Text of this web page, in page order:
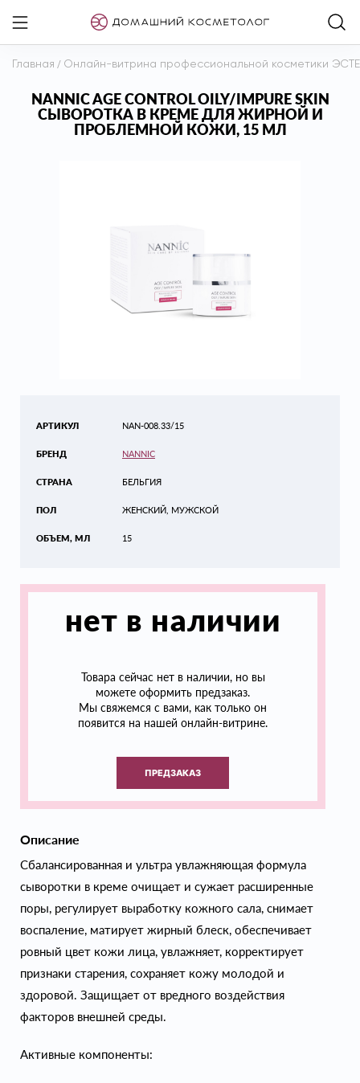
Главная / Онлайн-витрина профессиональной косметики
NANNIC AGE CONTROL OILY/IMPURE SKIN
СЫВОРОТКА В КРЕМЕ ДЛЯ ЖИРНОЙ И
ПРОБЛЕМНОЙ КОЖИ, 15 МЛ
АРТИКУЛ
БРЕНД
СТРАНА
ПОЛ
ОБЪЕМ, МЛ
NAN-008.33/15
NANNIC
БЕЛЬГИЯ
ЖЕНСКИЙ, МУЖСКОЙ
15
нет в наличии
Товара сейчас нет в наличии, но вы
можете оформить предзаказ.
Мы свяжемся с вами, как только он
появится на нашей онлайн-витрине.
ПРЕДЗАКАЗ
Описание
Сбалансированная и ультра увлажняющая формула
сыворотки в креме очищает и сужает расширенные
поры, регулирует выработку кожного сала, снимает
воспаление, матирует жирный блеск, обеспечивает
ровный цвет кожи лица, увлажняет, корректирует
признаки старения, сохраняет кожу молодой и
здоровой. Защищает от вредного воздействия
факторов внешней среды.
Активные компоненты: